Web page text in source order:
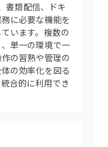
書類配信、ドキ
に必要な機能を
います。複数の
単一の環境で一
の習熟や管理の
の効率化を図る
合的に利用でき